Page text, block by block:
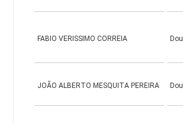
FABIO VERISSIMO CORREIA
JOÃO ALBERTO MESQUITA PEREIRA